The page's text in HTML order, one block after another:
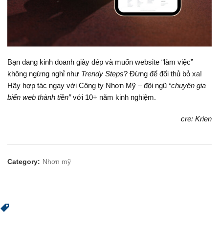
Bạn đang kinh doanh giày dép và muốn website “làm việc”
không ngừng nghỉ như Trendy Steps? Đừng để đối thủ bỏ xa!
Hãy hợp tác ngay với Công ty Nhơn Mỹ – đội ngũ “chuyên gia
biến web thành tiền”với 10+ năm kinh nghiệm.
cre: Krien
Category: Nhơn mỹ